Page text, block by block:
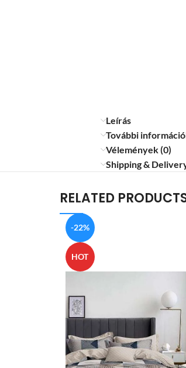
Leírás
További
Vélemények (0)
Shipping &
RELATED
-22%
HOT